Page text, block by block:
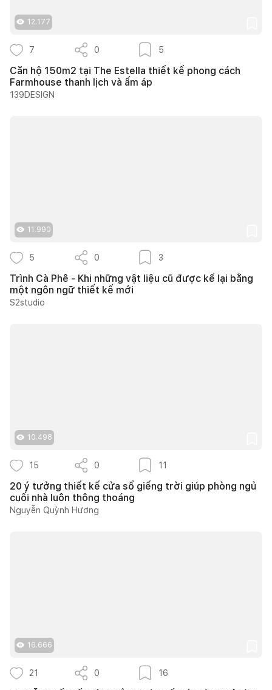
12.177
7 0 5
Căn hộ 150m2 tại The Estella thiết kế phong cách
Farmhouse thanh lịch và ấm áp
139DESIGN
11.990
5 0 3
Trình Cà Phê - Khi những vật liệu cũ được kể lại bằng
một ngôn ngữ thiết kế mới
S2studio
10.498
15 0 11
20 ý tưởng thiết kế cửa sổ giếng trời giúp phòng ngủ
cuối nhà luôn thông thoáng
Nguyễn Quỳnh Hương
16.666
21 0 16